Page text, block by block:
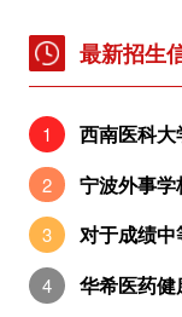
最新招生
西南医科
华希医药